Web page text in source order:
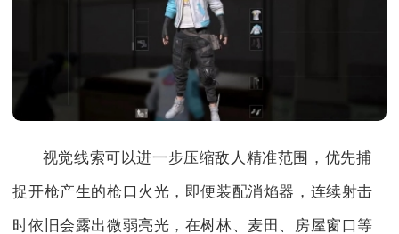
视觉线索可以进一步压缩敌人精准范围，优先捕
捉开枪产生的枪口火光，即便装配消焰器，连续射击
时依旧会露出微弱亮光，在树林、麦田、房屋窗口等